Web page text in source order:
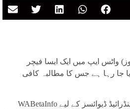
واٹس ایپ میں ایک ایسا فیچر
جا رہا ہے جس کا مطالبہ کافی
WABetaInfo کی رپورٹ میں بتایا گیا کہ اینڈرائیڈ ڈیوائسز کے لیے